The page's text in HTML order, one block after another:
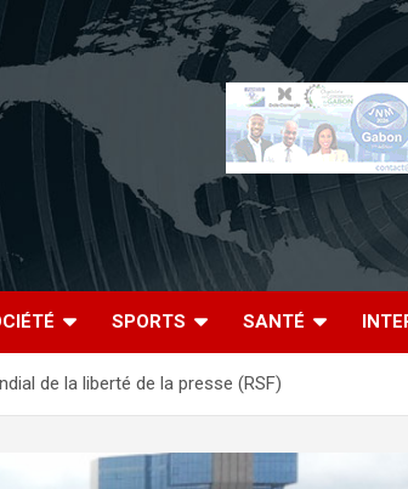
SPORTS SANTÉ
de la liberté de la presse (RSF)